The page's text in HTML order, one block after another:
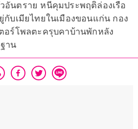
อันตราย หนีคุมประพฤติล่องเรือ
กับเมียไทยในเมืองขอนแก่น กอง
อร์โพลตะครุบคาบ้านพักหลัง
าน